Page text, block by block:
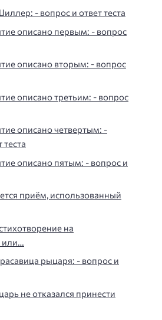
- вопрос и ответ теста
описано первым: - вопрос
описано вторым: - вопрос
описано третьим: - вопрос
описано четвертым: -
теста
описано пятым: - вопрос и
приём, использованный
на
или…
рыцаря: - вопрос и
не отказался принести